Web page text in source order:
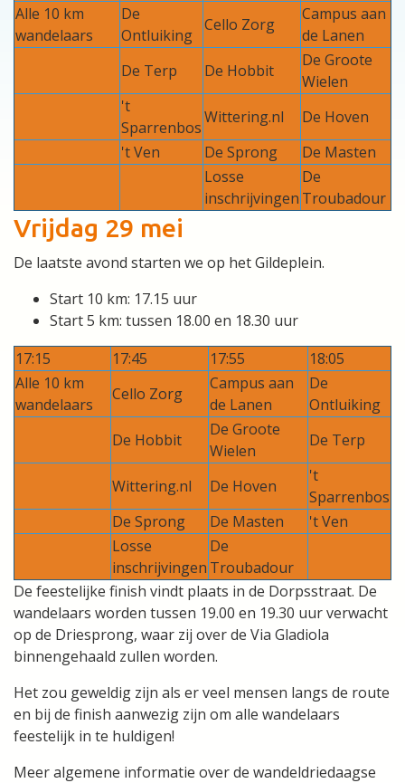
Alle 10 km
wandelaars
De
Ontluiking
Cello Zorg
Campus aan
de Lanen
De Terp
De Hobbit
De Groote
Wielen
't
Sparrenbos
Wittering.nl
De Hoven
't Ven
De Sprong
De Masten
Losse
inschrijvingen
De
Troubadour
Vrijdag 29 mei
De laatste avond starten we op het Gildeplein.
Start 10 km: 17.15 uur
Start 5 km: tussen 18.00 en 18.30 uur
17:15
17:45 17:55
18:05
Alle 10 km
wandelaars
Cello Zorg
Campus aan
de Lanen
De
Ontluiking
De Hobbit
De Groote
Wielen
De Terp
Wittering.nl De Hoven
't
Sparrenbos
De Sprong
De Masten
't Ven
Losse
inschrijvingen
De
Troubadour
De feestelijke finish vindt plaats in de Dorpsstraat. De
wandelaars worden tussen 19.00 en 19.30 uur verwacht
op de Driesprong, waar zij over de Via Gladiola
binnengehaald zullen worden.
Het zou geweldig zijn als er veel mensen langs de route
en bij de finish aanwezig zijn om alle wandelaars
feestelijk in te huldigen!
Meer algemene informatie over de wandeldriedaagse